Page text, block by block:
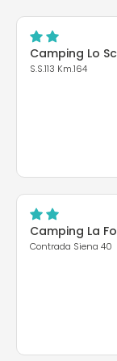
Camping Lo
S.S.113 Km.164
Camping La
Contrada Siena 40